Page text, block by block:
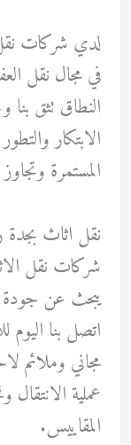
لدي شركات
في مجال نقل
النطاق تثق بنا
الابتكار
المستمرة
نقل اثاث
شركات نقل
يبحث عن جودة
اتصل بنا
مجاني وملائم
عملية
المقاييس.